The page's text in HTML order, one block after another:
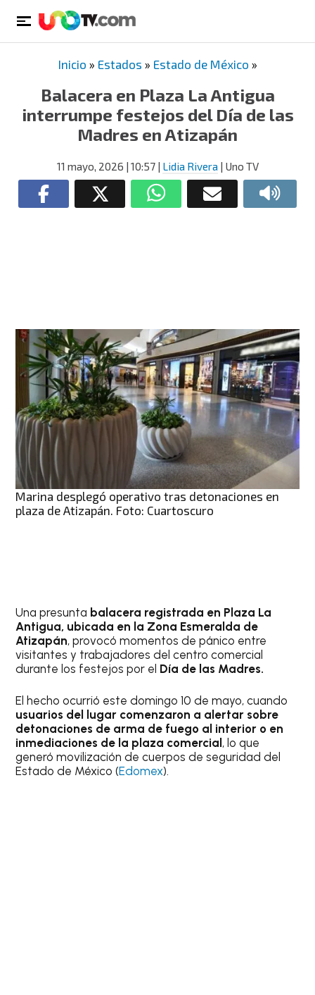
Inicio » Estados » Estado de México »
Balacera en Plaza La Antigua
interrumpe festejos del Día de las
Madres en Atizapán
11 mayo, 2026 | 10:57| Lidia Rivera | Uno TV
Marina desplegó operativo tras detonaciones en
plaza de Atizapán. Foto: Cuartoscuro
Una presunta balacera registrada en Plaza La
Antigua, ubicada en la Zona Esmeralda de
Atizapán, provocó momentos de pánico entre
visitantes y trabajadores del centro comercial
durante los festejos por el Día de las Madres.
El hecho ocurrió este domingo 10 de mayo, cuando
usuarios del lugar comenzaron a alertar sobre
detonaciones de arma de fuego al interior o en
inmediaciones de la plaza comercial , lo que
generó movilización de cuerpos de seguridad del
Estado de México (Edomex).